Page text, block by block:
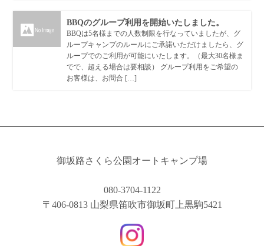
BBQのグループ利用を開始いたしました。
BBQは5名様までの人数制限を行なっていましたが、グ
ループキャンプのルールにご承諾いただけましたら、グ
ループでのご利用が可能にいたします。（最大30名様ま
でで、超える場合は要相談） グループ利用をご希望の
お客様は、お問合 […]
御坂路さくら公園オートキャンプ場
080-3704-1122
〒406-0813 山梨県笛吹市御坂町上黒駒5421